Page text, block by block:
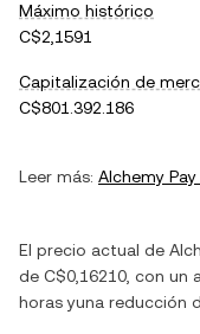
Máximo histórico
C$2,1591
Capitalización de
C$801.392.186
Leer más: Alchemy Pay
El precio actual de
de C$0,16210 , con un
horas yuna reducción